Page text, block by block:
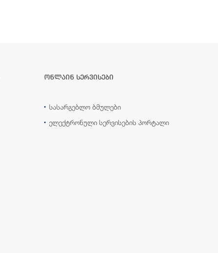
ონლაინ სერვისები
სასარგებლო ბმულები
ელექტრონული სერვისების პორტალი